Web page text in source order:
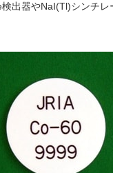
出器やNaI(Tl)シンチ